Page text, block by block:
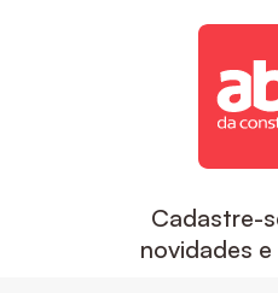
Cadastre-
novidades